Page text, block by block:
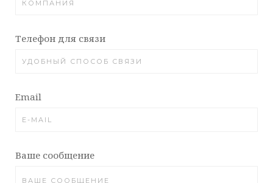
Телефон для связи
Email
Ваше сообщение